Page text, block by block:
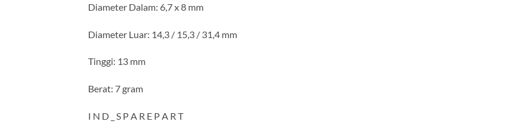
Diameter Dalam: 6,7 x 8 mm
Diameter Luar: 14,3 / 15,3 / 31,4 mm
Tinggi: 13 mm
Berat: 7 gram
I N D _ S P A R E P A R T